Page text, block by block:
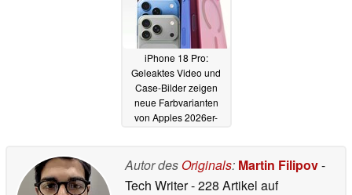
iPhone 18 Pro:
Geleaktes Video und
Case-Bilder zeigen
neue Farbvarianten
von Apples 2026er-
Autor des Originals: Martin Filipov-
Tech Writer- 228 Artikel auf